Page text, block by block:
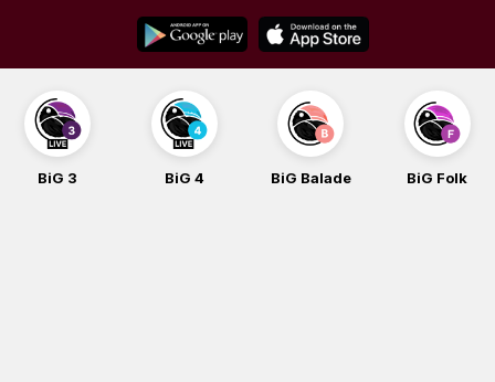
content
BiG 3 BiG 4 BiG Balade BiG Folk